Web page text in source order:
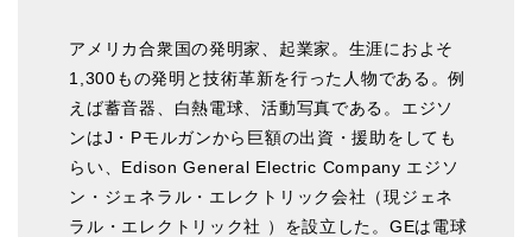
アメリカ合衆国の発明家、起業家。生涯におよそ
1,300もの発明と技術革新を行った人物である。例
えば蓄音器、白熱電球、活動写真である。エジソ
ンはJ ・ Pモルガンから巨額の出資・援助をしても
らい、 Edison General Electric Company エジソ
ン・ジェネラル・エレクトリック会社（現ジェネ
ラル・エレクトリック社 ）を設立した。 GEは電球